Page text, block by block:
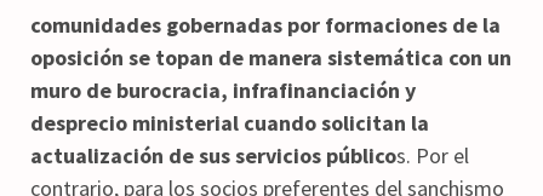
comunidades gobernadas por formaciones de la
oposición se topan de manera sistemática con un
muro de burocracia, infrafinanciación y
desprecio ministerial cuando solicitan la
actualización de sus servicios públicos. Por el
contrario, para los socios preferentes del sanchismo